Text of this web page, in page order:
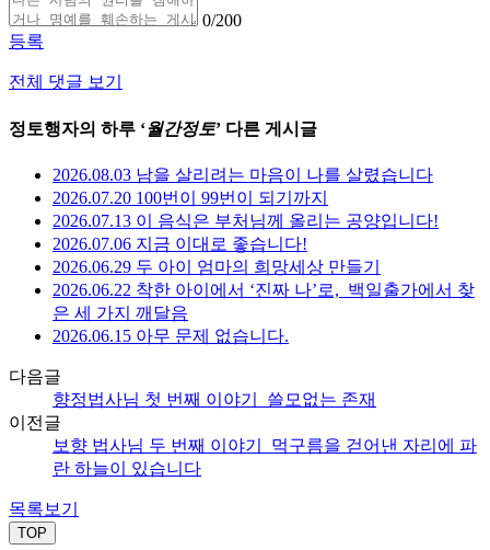
0/200
등록
전체 댓글 보기
정토행자의 하루 ‘월간정토’ 다른 게시글
2026.08.03 남을 살리려는 마음이 나를 살렸습니다
2026.07.20 100번이 99번이 되기까지
2026.07.13 이 음식은 부처님께 올리는 공양입니다!
2026.07.06 지금 이대로 좋습니다!
2026.06.29 두 아이 엄마의 희망세상 만들기
2026.06.22 착한 아이에서 ‘진짜 나’로,_백일출가에서 찾
은 세 가지 깨달음
2026.06.15 아무 문제 없습니다.
다음글
향정법사님 첫 번째 이야기_쓸모없는 존재
이전글
보향 법사님 두 번째 이야기_먹구름을 걷어낸 자리에 파
란 하늘이 있습니다
목록보기
TOP